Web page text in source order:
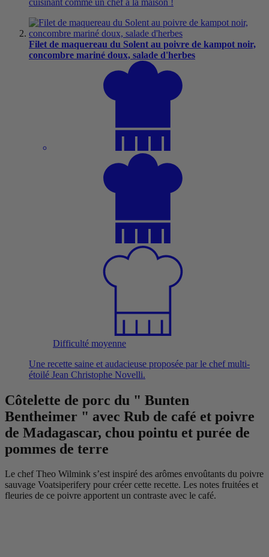
Filet de maquereau du Solent au poivre de kampot noir,
concombre mariné doux, salade d'herbes
Difficulté moyenne
Une recette saine et audacieuse proposée par le chef multi-
étoilé Jean Christophe Novelli.
Côtelette de porc du " Bunten
Bentheimer " avec Rub de café et poivre
de Madagascar, chou pointu et purée de
pommes de terre
Le chef Theo Wilmink s’est inspiré des arômes envoûtants du poivre
sauvage Voatsiperifery pour créer cette recette. Les notes fruitées et
fleuries de ce poivre apportent un contraste avec le café.